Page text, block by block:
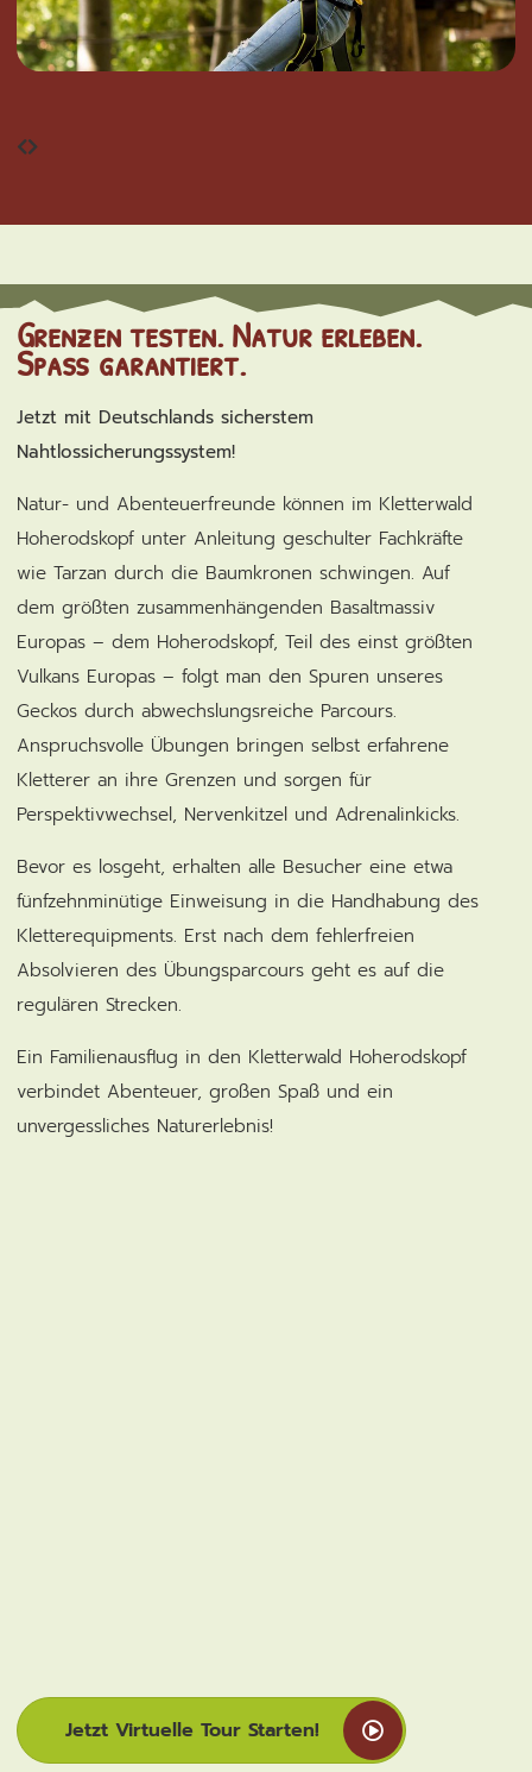
Grenzen testen. Natur erleben.
Spaß garantiert.
Jetzt mit Deutschlands sicherstem
Nahtlossicherungssystem!
Natur- und Abenteuerfreunde können im Kletterwald
Hoherodskopf unter Anleitung geschulter Fachkräfte
wie Tarzan durch die Baumkronen schwingen. Auf
dem größten zusammenhängenden Basaltmassiv
Europas – dem Hoherodskopf, Teil des einst größten
Vulkans Europas – folgt man den Spuren unseres
Geckos durch abwechslungsreiche Parcours.
Anspruchsvolle Übungen bringen selbst erfahrene
Kletterer an ihre Grenzen und sorgen für
Perspektivwechsel, Nervenkitzel und Adrenalinkicks.
Bevor es losgeht, erhalten alle Besucher eine etwa
fünfzehnminütige Einweisung in die Handhabung des
Kletterequipments. Erst nach dem fehlerfreien
Absolvieren des Übungsparcours geht es auf die
regulären Strecken.
Ein Familienausflug in den Kletterwald Hoherodskopf
verbindet Abenteuer, großen Spaß und ein
unvergessliches Naturerlebnis!
Jetzt Virtuelle Tour Starten!